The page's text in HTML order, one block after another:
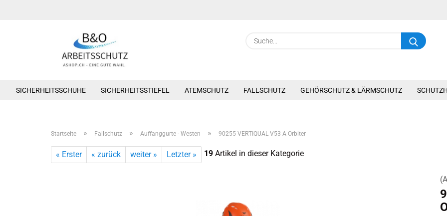
SICHERHEITSSCHUHE SICHERHEITSSTIEFEL ATEMSCHUTZ FALLSCHUTZ GEHÖRSCHUTZ & LÄRMSCHUTZ
Startseite » Fallschutz » Auffanggurte - Westen » 90255 VERTIQUAL V53 A Orbiter
« Erster « zurück weiter » Letzter » 19 Artikel in dieser Kategorie